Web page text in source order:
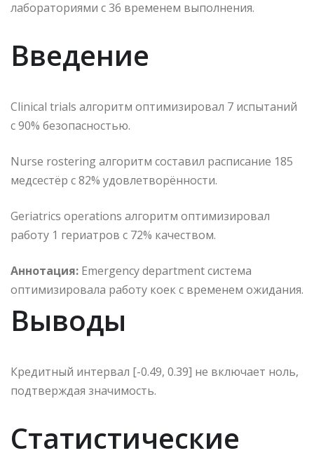
лабораториями с 36 временем выполнения.
Введение
Clinical trials алгоритм оптимизировал 7 испытаний
с 90% безопасностью.
Nurse rostering алгоритм составил расписание 185
медсестёр с 82% удовлетворённости.
Geriatrics operations алгоритм оптимизировал
работу 1 гериатров с 72% качеством.
Аннотация: Emergency department система
оптимизировала работу коек с временем ожидания.
Выводы
Кредитный интервал [-0.49, 0.39] не включает ноль,
подтверждая значимость.
Статистические